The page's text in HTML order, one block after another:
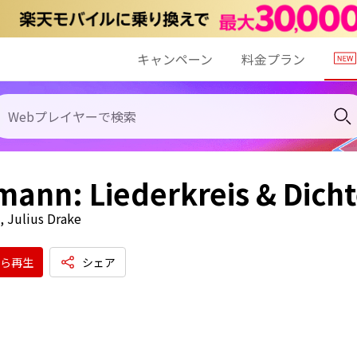
キャンペーン 料金プラン
Liederkreis &
Julius Drake
再生 シェア